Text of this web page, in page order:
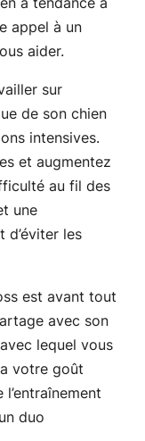
appel à un
aider.
sur
de son chien
intensives.
et augmentez
au fil des
une
les
est avant tout
avec son
lequel vous
votre goût
duo